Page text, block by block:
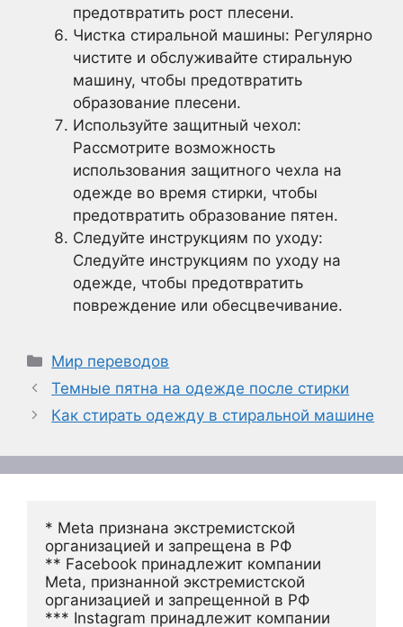
предотвратить рост плесени.
Чистка стиральной машины: Регулярно
чистите и обслуживайте стиральную
машину, чтобы предотвратить
образование плесени.
Используйте защитный чехол:
Рассмотрите возможность
использования защитного чехла на
одежде во время стирки, чтобы
предотвратить образование пятен.
Следуйте инструкциям по уходу:
Следуйте инструкциям по уходу на
одежде, чтобы предотвратить
повреждение или обесцвечивание.
Рубрики
Мир переводов
Темные пятна на одежде после стирки
Как стирать одежду в стиральной машине
* Meta признана экстремистской
организацией и запрещена в РФ
** Facebook принадлежит компании
Meta, признанной экстремистской
организацией и запрещенной в РФ
*** Instagram принадлежит компании